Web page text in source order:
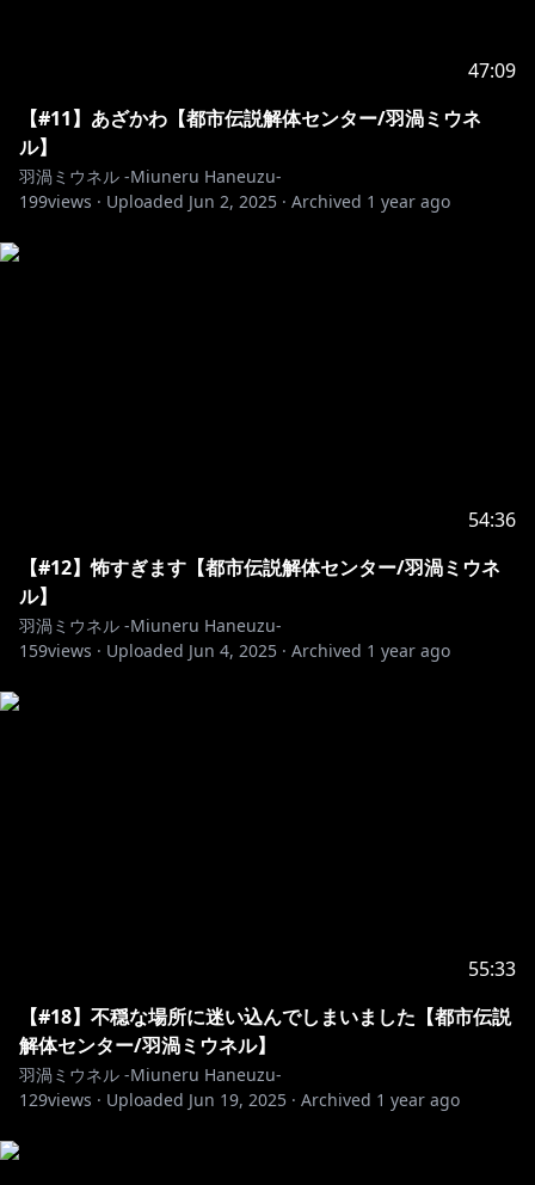
･･･････････････････････････････
Twitter✿https://twitter.com/Miuneru_
Live2D✿https://twitter.com/Amatoko85
･･･････････････････････････････
47:09
【#11】あざかわ【都市伝説解体センター/羽渦ミウネ
ル】
羽渦ミウネル -Miuneru Haneuzu-
199views · Uploaded Jun 2, 2025 · Archived 1 year ago
54:36
【#12】怖すぎます【都市伝説解体センター/羽渦ミウネ
ル】
羽渦ミウネル -Miuneru Haneuzu-
159views · Uploaded Jun 4, 2025 · Archived 1 year ago
55:33
【#18】不穏な場所に迷い込んでしまいました【都市伝説
解体センター/羽渦ミウネル】
羽渦ミウネル -Miuneru Haneuzu-
129views · Uploaded Jun 19, 2025 · Archived 1 year ago